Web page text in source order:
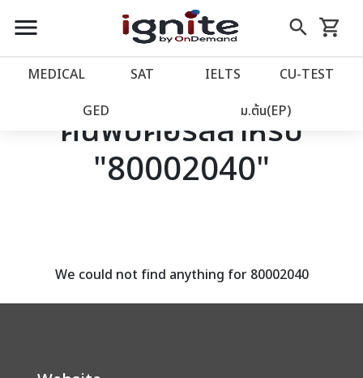
close
account_balance หน้าแรก
เว็บไซต์อิกไนท์
โปรโมชั่น
assignment ลงทะเบียน
menu search
Skip
to
shopping_cart
รถเข็น
MEDICAL SAT IELTS CU‑TEST
GED ม.ต้น(EP)
ค้นพบคอร์สสำหรับ
"80002040"
We could not find anything for 80002040